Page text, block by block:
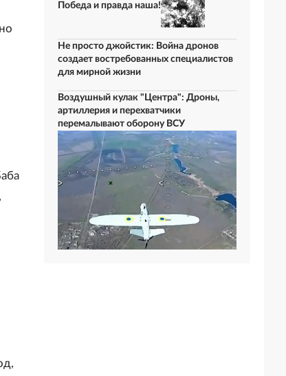
Победа и правда наша!
Не просто джойстик: Война дронов
создает востребованных специалистов
для мирной жизни
Воздушный кулак "Центра": Дроны,
артиллерия и перехватчики
перемалывают оборону ВСУ